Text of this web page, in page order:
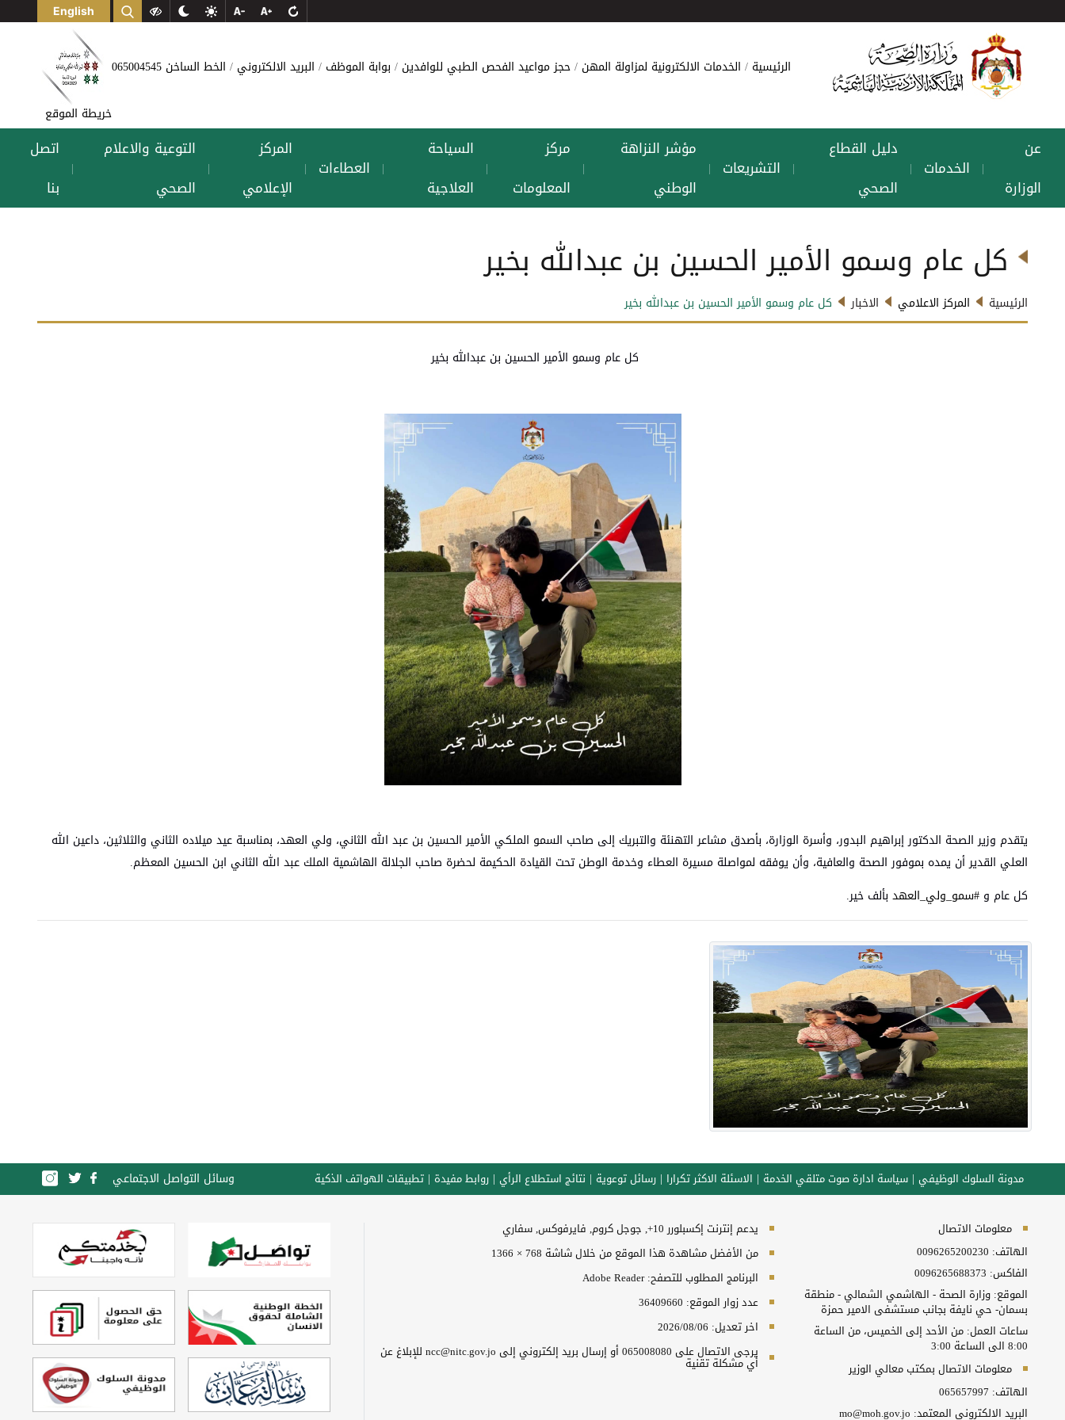
English
الرئيسية الخدمات الالكترونية لمزاولة المهن حجز مواعيد الفحص الطبي للوافدين بوابة الموظف البريد الالكتروني الخط الساخن 065004545
خريطة الموقع
عن
الوزارة
| الخدمات |
دليل القطاع
الصحي
| التشريعات |
مؤشر النزاهة
الوطني
|
مركز
المعلومات
|
السياحة
العلاجية
| العطاءات |
المركز
الإعلامي
|
التوعية والاعلام
الصحي
|
اتصل
بنا
كل عام وسمو الأمير الحسين بن عبدالله بخير
الرئيسية المركز الاعلامي الاخبار كل عام وسمو الأمير الحسين بن عبدالله بخير
كل عام وسمو الأمير الحسين بن عبدالله بخير
يتقدم وزير الصحة الدكتور إبراهيم البدور، وأسرة الوزارة، بأصدق مشاعر التهنئة والتبريك إلى صاحب السمو الملكي الأمير الحسين بن عبد الله الثاني، ولي العهد، بمناسبة عيد ميلاده الثاني والثلاثين، داعين الله
العلي القدير أن يمده بموفور الصحة والعافية، وأن يوفقه لمواصلة مسيرة العطاء وخدمة الوطن تحت القيادة الحكيمة لحضرة صاحب الجلالة الهاشمية الملك عبد الله الثاني ابن الحسين المعظم.
كل عام و #سمو_ولي_العهد بألف خير.
مدونة السلوك الوظيفي سياسة ادارة صوت متلقي الخدمة الاسئلة الاكثر تكرارا رسائل توعوية نتائج استطلاع الرأي روابط مفيدة تطبيقات الهواتف الذكية وسائل التواصل الاجتماعي
معلومات الاتصال
الهاتف: 0096265200230
الفاكس: 0096265688373
الموقع: وزارة الصحة - الهاشمي الشمالي - منطقة
بسمان- حي نايفة بجانب مستشفى الامير حمزة
ساعات العمل: من الأحد إلى الخميس، من الساعة
8:00 الى الساعة 3:00
معلومات الاتصال بمكتب معالي الوزير
الهاتف: 065657997
البريد الالكتروني المعتمد: mo@moh.gov.jo
يدعم إنترنت إكسبلورر 10+, جوجل كروم, فايرفوكس, سفاري
من الأفضل مشاهدة هذا الموقع من خلال شاشة 768 × 1366
البرنامج المطلوب للتصفح: Adobe Reader
عدد زوار الموقع: 36409660
اخر تعديل: 2026/08/06
يرجى الاتصال على 065008080 أو إرسال بريد إلكتروني إلى ncc@nitc.gov.jo للإبلاغ عن
أي مشكلة تقنية